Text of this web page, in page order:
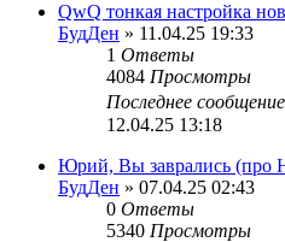
QwQ тонкая настройка нов
БудДен » 11.04.25 19:33
1 Ответы
4084 Просмотры
Последнее сообщение
12.04.25 13:18
Юрий, Вы заврались (про
БудДен » 07.04.25 02:43
0 Ответы
5340 Просмотры